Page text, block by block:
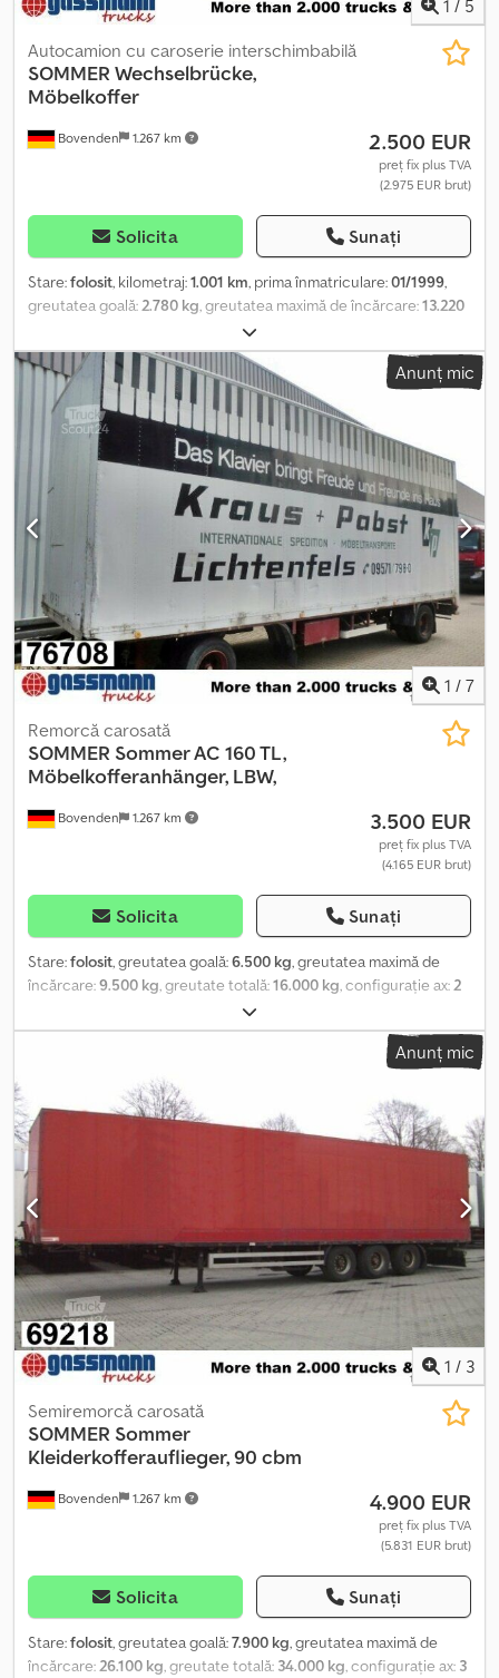
1 / 5
Bovenden 1.267 km
Autocamion cu caroserie interschimbabilă
SOMMER Wechselbrücke,
Möbelkoffer
2.500 EUR
preț fix plus TVA
(2.975 EUR brut)
Solicita Sunați
Stare:folosit, kilometraj:1.001 km, prima înmatriculare:01/1999,
greutatea goală:2.780 kg, greutatea maximă de încărcare:13.220
, culoare:
de angrenaj:altul, lungimea spațiului de încărcare:7.450 mm,
lățimea spațiului de încărcare:2.450 mm
, înălțime spațiu de
încărcare: 2.690 mm , An de fabricație:1999, Locația vehiculului:
Bovenden, uși portal, șine de ancorare Crodpfx Aoi Rqamehmef
Caroserie: Pod swap Sommer pentru transport mobilă INFORMAȚII
DESPRE ACCESORII FĂRĂ GARANȚIE, modificări, vânzare
intermediară și erori rezervate!
Anunț mic
1 / 7
Bovenden 1.267 km
Remorcă carosată
SOMMER Sommer AC 160 TL,
Möbelkofferanhänger, LBW,
3.500 EUR
preț fix plus TVA
(4.165 EUR brut)
Solicita Sunați
Stare:folosit, greutatea goală:6.500 kg, greutatea maximă de
încărcare:9.500 kg, greutate totală:16.000 kg, configurație ax:2
03/1985, lungimea spațiului de încărcare:
7.700 mm, lățimea spațiului de încărcare:2.450 mm, înălțime
, volumul spațiului de încărcare: 55
, lungime totală: 2.500 mm
, dimensiunea anvelopei: roșu, kilometraj:
1.001 km
, tip de angrenaj:altul, cabină șofer: , Dotări:ABS,
Locația vehiculului: Bovenden, 2 axe, semiremorcă cu turntable,
suspensie pneumatică, ABS (Sistem antiblocare la frânare),
ridicare și coborâre, anvelope duble. Caroserie: Lift de încărcare
M. Ronig cu o capacitate de ridicare de aprox. 1000 kg, podea
intermediară la 1.740 mm. INFORMAȚIILE DESPRE ACCESORII SUNT
FĂRĂ GARANȚIE, modificările, vânzarea intermediară și erorile sunt
rezervate! Crsdpovhg T Ujfx Ahmjf
Anunț mic
1 / 3
Bovenden 1.267 km
Semiremorcă carosată
SOMMER Sommer
Kleiderkofferauflieger, 90 cbm
4.900 EUR
preț fix plus TVA
(5.831 EUR brut)
Solicita Sunați
Stare:folosit, greutatea goală:7.900 kg, greutatea maximă de
încărcare:26.100 kg, greutate totală: 34.000 kg, configurație ax: 3